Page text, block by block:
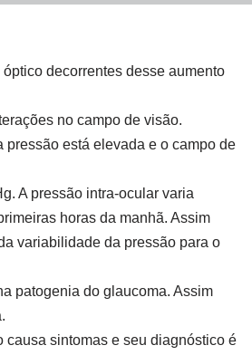
decorrentes desse aumento
no campo de visão.
está elevada e o campo de
A pressão intra-ocular varia
horas da manhã. Assim
variabilidade da pressão para o
patogenia do glaucoma. Assim
causa sintomas e seu diagnóstico é